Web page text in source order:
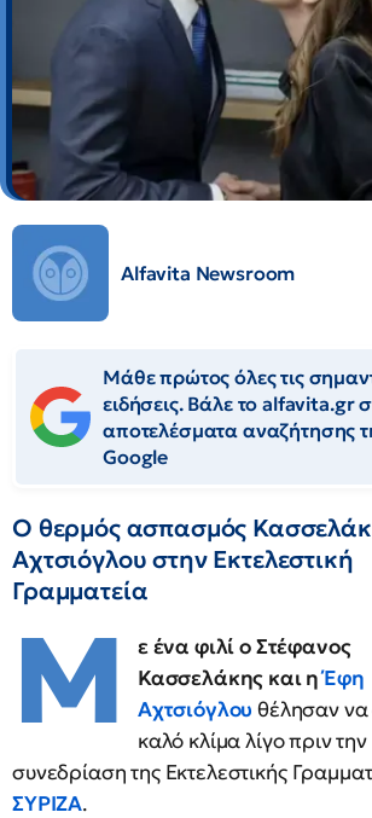
Alfavita Newsroom
Μάθε πρώτος όλες τις
ειδήσεις. Βάλε το alfavita.gr
αποτελέσματα αναζήτησης
Google
Ο θερμός ασπασμός
Αχτσιόγλου στην Εκτελεστική
Γραμματεία
Μ
ε ένα φιλί ο Στέφανος
Κασσελάκης και ηΈφη
Αχτσιόγλου θέλησαν να
καλό κλίμα λίγο πριν την
συνεδρίαση της Εκτελεστικής
ΣΥΡΙΖΑ.